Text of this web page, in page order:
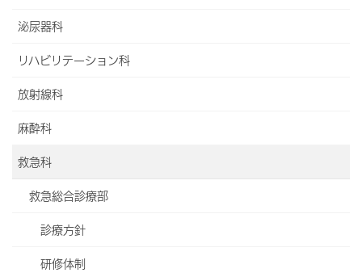
泌尿器科
リハビリテーション科
放射線科
麻酔科
救急科
救急総合診療部
診療方針
研修体制